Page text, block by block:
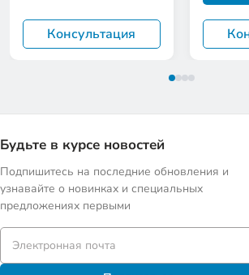
Консультация
Будьте в курсе новостей
Подпишитесь на последние обновления и
узнавайте о новинках и специальных
предложениях первыми